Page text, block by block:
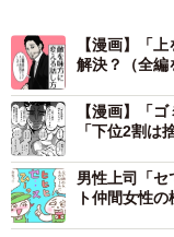
【漫画】「
解決？（全編
【漫画】「
「下位2割
男性上司「セ
ト仲間女性